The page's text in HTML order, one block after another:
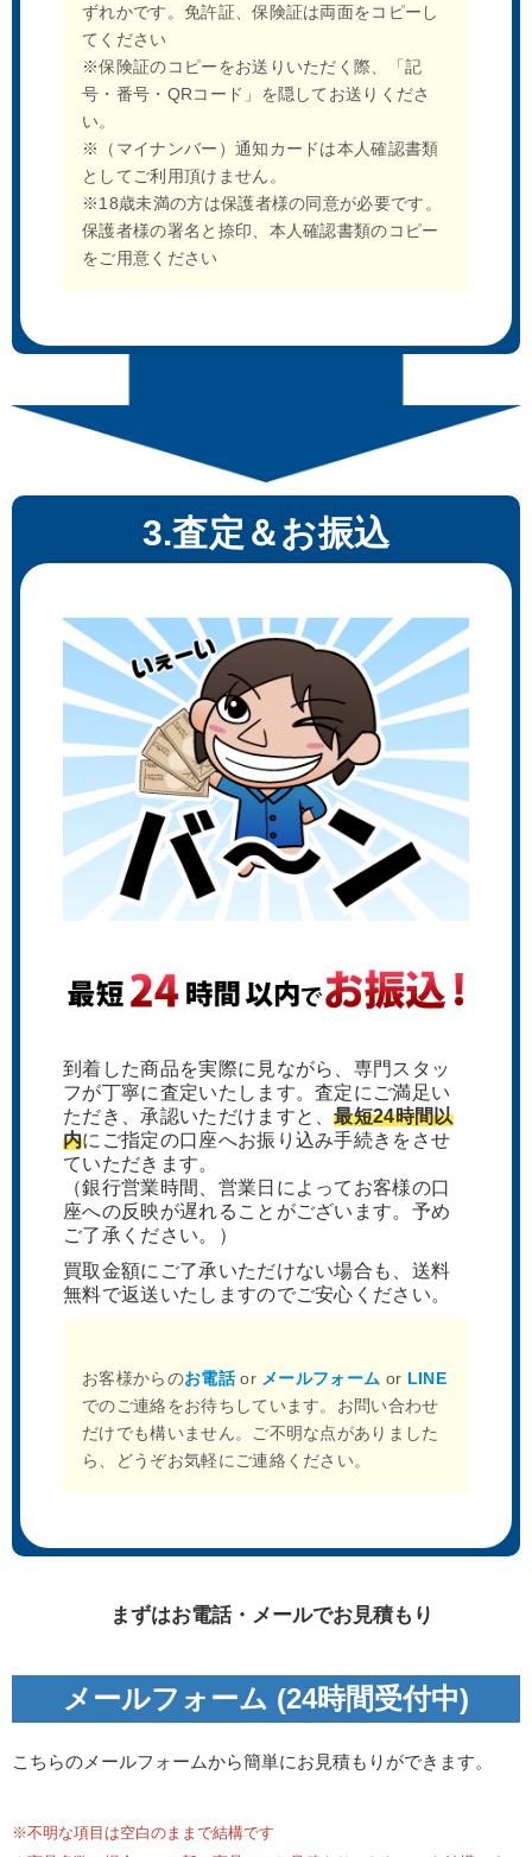
ずれかです。免許証、保険証は両面をコピーし
てください
※保険証のコピーをお送りいただく際、「記
号・番号・QRコード」を隠してお送りくださ
い。
※（マイナンバー）通知カードは本人確認書類
としてご利用頂けません。
※18歳未満の方は保護者様の同意が必要です。
保護者様の署名と捺印、本人確認書類のコピー
をご用意ください
3.査定＆お振込
到着した商品を実際に見ながら、専門スタッ
フが丁寧に査定いたします。査定にご満足い
ただき、承認いただけますと、最短24時間以
内にご指定の口座へお振り込み手続きをさせ
ていただきます。
（銀行営業時間、営業日によってお客様の口
座への反映が遅れることがございます。予め
ご了承ください。）
買取金額にご了承いただけない場合も、送料
無料で返送いたしますのでご安心ください。
お客様からのお電話or メールフォーム or LINE
でのご連絡をお待ちしています。お問い合わせ
だけでも構いません。ご不明な点がありました
ら、どうぞお気軽にご連絡ください。
まずはお電話・メールでお見積もり
メールフォーム (24時間受付中)
こちらのメールフォームから簡単にお見積もりができます。
※不明な項目は空白のままで結構です